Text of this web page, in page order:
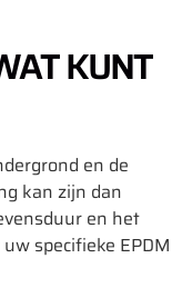
KUNT
en de
kan zijn dan
en het
specifieke EPDM